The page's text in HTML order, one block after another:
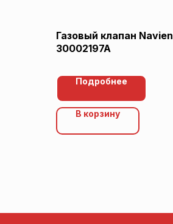
Газовый клапан Navien
30002197A
Подробнее
В корзину